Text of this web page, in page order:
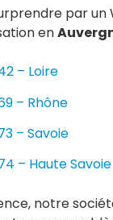
par
en
– Loire
– Rhône
– Savoie
– Haute Savoie
notre